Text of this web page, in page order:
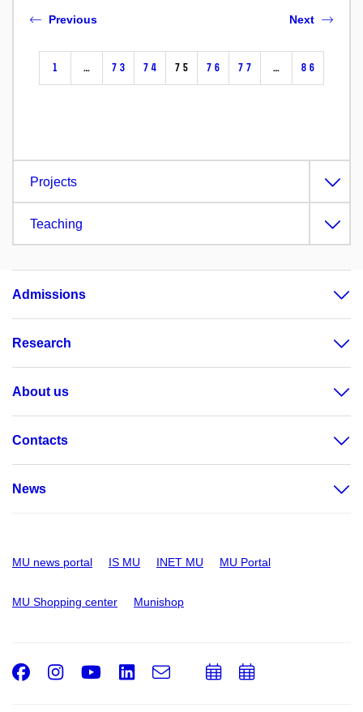
Previous
1 … 73 74 75 76 77 … 86
Next
Projects
Teaching
Admissions
Research
About us
Contacts
News
MU news portal IS MU INET MU MU Portal
MU Shopping center Munishop
Facebook
Instagram
Youtube
LinkedIn
e-
Email
AddAdd